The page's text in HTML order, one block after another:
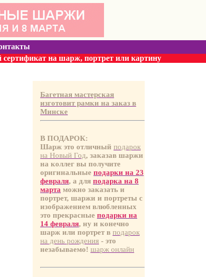
на шарж, портрет или картину
Багетная мастерская
изготовит рамки на заказ в
Минске
В ПОДАРОК:
Шарж это отличный подарок
на Новый Год, заказав шаржи
на коллег вы получите
оригинальные подарки на 23
февраля, а для подарка на 8
марта можно заказать и
портрет, шаржи и портреты с
изображением влюбленных
это прекрасные подарки на
14 февраля, ну и конечно
шарж или портрет в подарок
на день рождения - это
незабываемо! шарж онлайн